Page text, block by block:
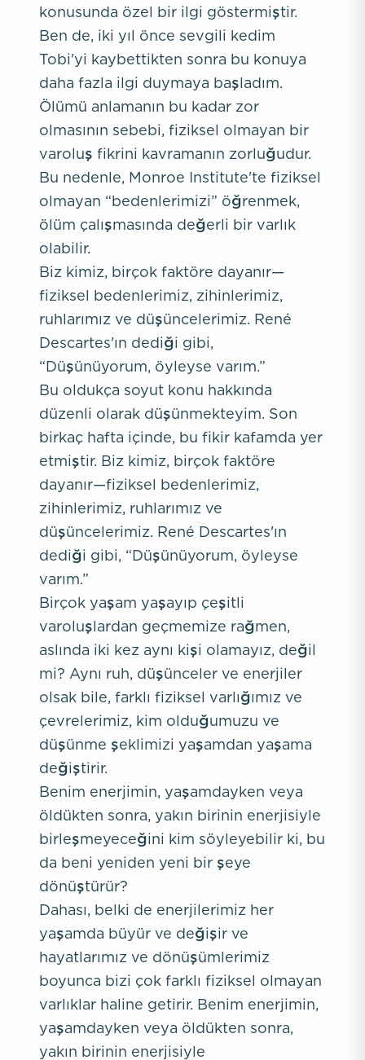
konusunda özel bir ilgi göstermiştir.
Ben de, iki yıl önce sevgili kedim
Tobi'yi kaybettikten sonra bu konuya
daha fazla ilgi duymaya başladım.
Ölümü anlamanın bu kadar zor
olmasının sebebi, fiziksel olmayan bir
varoluş fikrini kavramanın zorluğudur.
Bu nedenle, Monroe Institute'te fiziksel
olmayan “bedenlerimizi” öğrenmek,
ölüm çalışmasında değerli bir varlık
olabilir.
Biz kimiz, birçok faktöre dayanır—
fiziksel bedenlerimiz, zihinlerimiz,
ruhlarımız ve düşüncelerimiz. René
Descartes'ın dediği gibi,
“Düşünüyorum, öyleyse varım.”
Bu oldukça soyut konu hakkında
düzenli olarak düşünmekteyim. Son
birkaç hafta içinde, bu fikir kafamda yer
etmiştir. Biz kimiz, birçok faktöre
dayanır—fiziksel bedenlerimiz,
zihinlerimiz, ruhlarımız ve
düşüncelerimiz. René Descartes'ın
dediği gibi, “Düşünüyorum, öyleyse
varım.”
Birçok yaşam yaşayıp çeşitli
varoluşlardan geçmemize rağmen,
aslında iki kez aynı kişi olamayız, değil
mi? Aynı ruh, düşünceler ve enerjiler
olsak bile, farklı fiziksel varlığımız ve
çevrelerimiz, kim olduğumuzu ve
düşünme şeklimizi yaşamdan yaşama
değiştirir.
Benim enerjimin, yaşamdayken veya
öldükten sonra, yakın birinin enerjisiyle
birleşmeyeceğini kim söyleyebilir ki, bu
da beni yeniden yeni bir şeye
dönüştürür?
Dahası, belki de enerjilerimiz her
yaşamda büyür ve değişir ve
hayatlarımız ve dönüşümlerimiz
boyunca bizi çok farklı fiziksel olmayan
varlıklar haline getirir. Benim enerjimin,
yaşamdayken veya öldükten sonra,
yakın birinin enerjisiyle